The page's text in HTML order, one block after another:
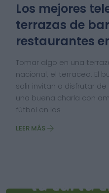
Los mejores
terrazas de
restaurantes
Tomar algo en una
nacional, el terraceo. El
salir invitan a disfrutar
una buena charla con
fútbol en los
LEER MÁS